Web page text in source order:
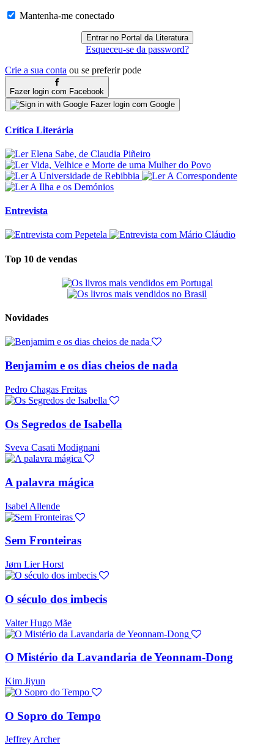
Mantenha-me conectado
Esqueceu-se da password?
Crie a sua conta ou se preferir pode
Fazer login com Facebook
Fazer login com Google
Crítica Literária
Entrevista
Top 10 de vendas
Novidades
Benjamim e os dias cheios de nada
Pedro Chagas Freitas
Os Segredos de Isabella
Sveva Casati Modignani
A palavra mágica
Isabel Allende
Sem Fronteiras
Jørn Lier Horst
O século dos imbecis
Valter Hugo Mãe
O Mistério da Lavandaria de Yeonnam-Dong
Kim Jiyun
O Sopro do Tempo
Jeffrey Archer